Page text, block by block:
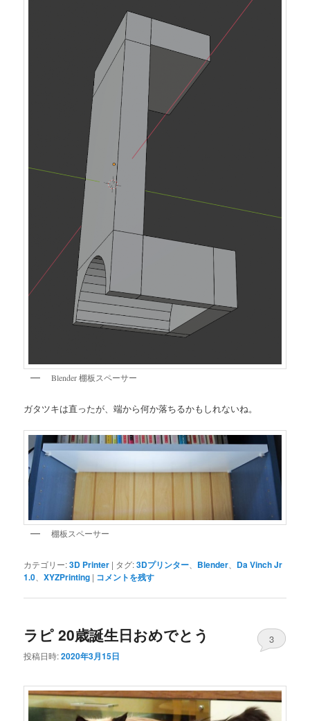
Blender 棚板スペーサー
ガタツキは直ったが、端から何か落ちるかもしれないね。
棚板スペーサー
カテゴリー:3D Printer | タグ:3Dプリンター Blender
Da Vinch Jr
1.0 、XYZPrinting | コメントを残す
ラピ 20歳誕生日おめでとう
投稿日時:2020年3月15日
3